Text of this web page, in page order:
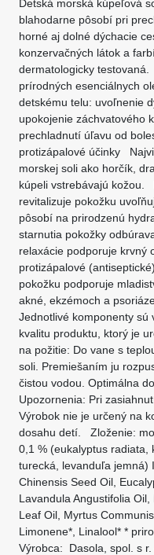
Detská morská kúpeľová
blahodarne pôsobí pri
horné aj dolné dýchacie
konzervačných látok a
dermatologicky
prírodných esenciálnych
detskému telu: uvoľnenie
upokojenie záchvatového
prechladnutí úľavu od
protizápalové účinky
morskej soli ako horčík,
kúpeli vstrebávajú kožou.
revitalizuje pokožku
pôsobí na prirodzenú
starnutia pokožky
relaxácie podporuje krvný
protizápalové
pokožku podporuje
akné, ekzémoch a
Jednotlivé komponenty sú
kvalitu produktu, ktorý je
na požitie: Do vane s
soli. Premiešaním ju
čistou vodou. Optimálna
Upozornenia: Pri
Výrobok nie je určený na
dosahu detí. Zloženie:
0,1 % (eukalyptus radiata,
turecká, levanduľa jemná)
Chinensis Seed Oil,
Lavandula Angustifolia
Leaf Oil, Myrtus
Limonene*, Linalool* *
Výrobca: Dasola, spol. s r.